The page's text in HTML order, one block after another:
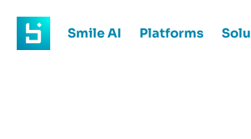
Smile AI Platforms